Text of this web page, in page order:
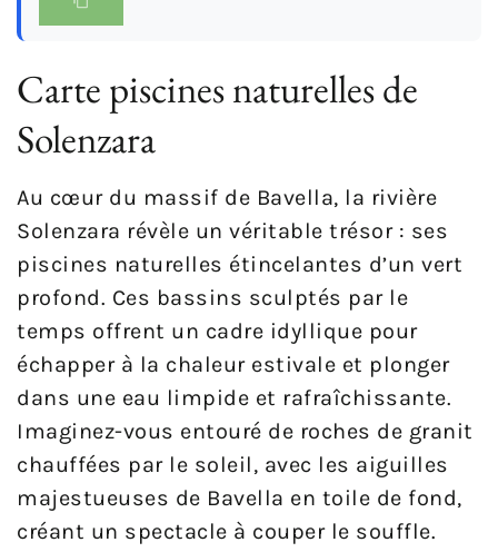
Carte piscines naturelles de
Solenzara
Au cœur du massif de Bavella, la rivière
Solenzara révèle un véritable trésor : ses
piscines naturelles étincelantes d’un vert
profond. Ces bassins sculptés par le
temps offrent un cadre idyllique pour
échapper à la chaleur estivale et plonger
dans une eau limpide et rafraîchissante.
Imaginez-vous entouré de roches de granit
chauffées par le soleil, avec les aiguilles
majestueuses de Bavella en toile de fond,
créant un spectacle à couper le souffle.